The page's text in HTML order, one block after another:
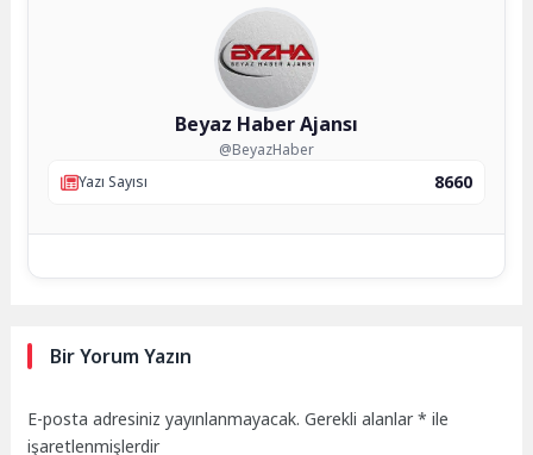
Beyaz Haber Ajansı
@BeyazHaber
Yazı Sayısı
8660
Bir Yorum Yazın
E-posta adresiniz yayınlanmayacak. Gerekli alanlar* ile
işaretlenmişlerdir